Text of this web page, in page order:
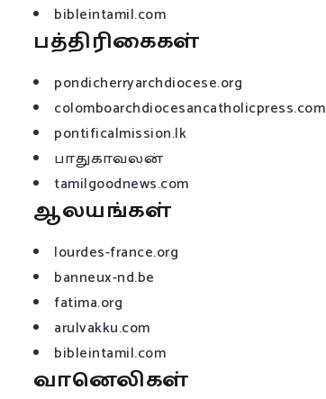
bibleintamil.com
பத்திரிகைகள்
pondicherryarchdiocese.org
colomboarchdiocesancatholicpress.com
pontificalmission.lk
பாதுகாவலன்
tamilgoodnews.com
ஆலயங்கள்
lourdes-france.org
banneux-nd.be
fatima.org
arulvakku.com
bibleintamil.com
வானெலிகள்